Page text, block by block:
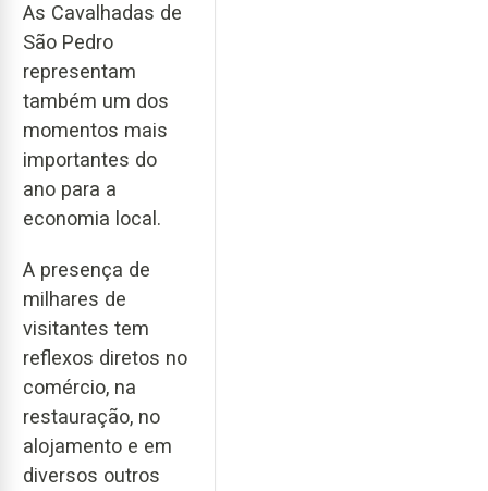
As Cavalhadas de
São Pedro
representam
também um dos
momentos mais
importantes do
ano para a
economia local.
A presença de
milhares de
visitantes tem
reflexos diretos no
comércio, na
restauração, no
alojamento e em
diversos outros